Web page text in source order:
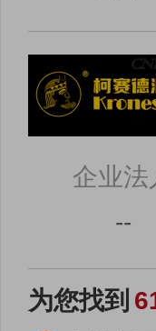
企业法
--
为您找到